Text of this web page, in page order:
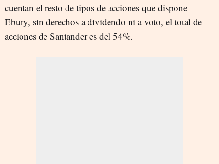
cuentan el resto de tipos de acciones que dispone
Ebury, sin derechos a dividendo ni a voto, el total de
acciones de Santander es del 54%.